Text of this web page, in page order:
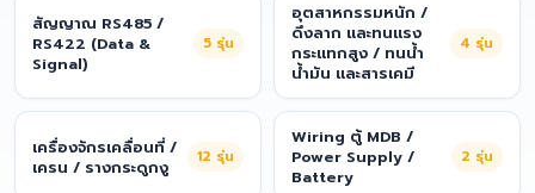
สัญญาณ RS485 /
RS422 (Data &
Signal)
5 รุ่น
อุตสาหกรรมหนัก /
ดึงลาก และทนแรง
กระแทกสูง / ทนน้ำ
น้ำมัน และสารเคมี
4 รุ่น
เครื่องจักรเคลื่อนที่ /
เครน / รางกระดูกงู
12 รุ่น
Wiring ตู้ MDB /
Power Supply /
Battery
2 รุ่น